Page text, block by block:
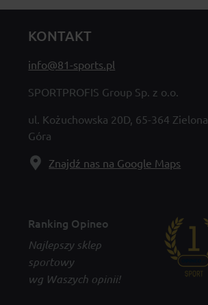
KONTAKT
info@81-sports.pl
SPORTPROFIS Group Sp. z o.o.
ul. Kożuchowska 20D, 65-364 Zielona
Góra
Znajdź nas na Google Maps
Ranking Opineo
Najlepszy sklep
sportowy
wg Waszych opinii!